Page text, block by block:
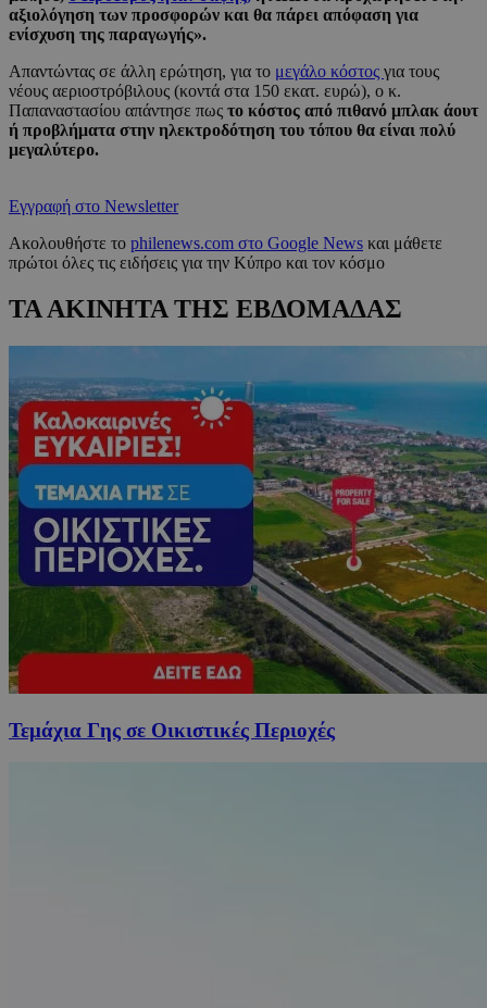
αξιολόγηση των προσφορών και θα πάρει απόφαση για
ενίσχυση της παραγωγής».
Απαντώντας σε άλλη ερώτηση, για το μεγάλο κόστος για τους
νέους αεριοστρόβιλους (κοντά στα 150 εκατ. ευρώ), ο κ.
Παπαναστασίου απάντησε πως το κόστος από πιθανό μπλακ άουτ
ή προβλήματα στην ηλεκτροδότηση του τόπου θα είναι πολύ
μεγαλύτερο.
Εγγραφή στο Newsletter
Ακολουθήστε το philenews.com στο Google News και μάθετε
πρώτοι όλες τις ειδήσεις για την Κύπρο και τον κόσμο
ΤΑ ΑΚΙΝΗΤΑ ΤΗΣ ΕΒΔΟΜΑΔΑΣ
Τεμάχια Γης σε Οικιστικές Περιοχές